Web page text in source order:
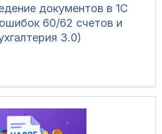
документов в 1С
60/62 счетов и
3.0)